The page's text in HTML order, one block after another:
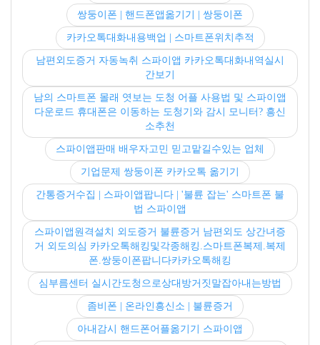
쌍둥이폰 | 핸드폰앱옮기기 | 쌍둥이폰
카카오톡대화내용백업 | 스마트폰위치추적
남편외도증거 자동녹취 스파이앱 카카오톡대화내역실시
간보기
남의 스마트폰 몰래 엿보는 도청 어플 사용법 및 스파이앱
다운로드 휴대폰은 이동하는 도청기와 감시 모니터? 흥신
소추천
스파이앱판매 배우자고민 믿고맡길수있는 업체
기업문제 쌍둥이폰 카카오톡 옮기기
간통증거수집 | 스파이앱팝니다 | '불륜 잡는' 스마트폰 불
법 스파이앱
스파이앱원격설치 외도증거 불륜증거 남편외도 상간녀증
거 외도의심 카카오톡해킹및각종해킹.스마트폰복제.복제
폰.쌍둥이폰팝니다카카오톡해킹
심부름센터 실시간도청으로상대방거짓말잡아내는방법
좀비폰 | 온라인흥신소 | 불륜증거
아내감시 핸드폰어플옮기기 스파이앱